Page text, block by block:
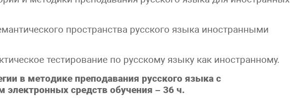
пространства русского языка иностранными
тестирование по русскому языку как иностранному.
в методике преподавания русского языка с
электронных средств обучения – 36 ч.